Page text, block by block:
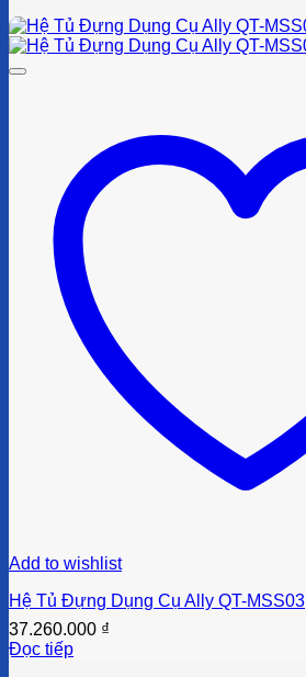
Add to wishlist
Hệ Tủ Đựng Dụng Cụ Ally QT-MSS03
37.260.000 ₫
Đọc tiếp